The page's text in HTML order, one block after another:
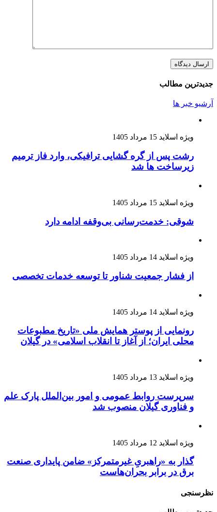
جدیدترین مطالب
آرشیو خبر ها
ویژه اسلاید 15 مرداد 1405
رشت پس از گره گشایی ترافیکی، وارد فاز ترمیم
زیرساخت ها شد
ویژه اسلاید 15 مرداد 1405
شوقی: خدمت‌رسانی بی‌وقفه ادامه دارد
ویژه اسلاید 14 مرداد 1405
از فشار جمعیت شناور تا توسعه خدمات تخصصی
ویژه اسلاید 14 مرداد 1405
رونمایی از پوستر همایش ملی «تاریخ مطبوعات
محلی ایران؛ از آغاز تا انقلاب اسلامی» در گیلان
ویژه اسلاید 13 مرداد 1405
سرپرست روابط عمومی و امور بین‌الملل پارک علم
و فناوری گیلان منصوب شد
ویژه اسلاید 12 مرداد 1405
گذار به «راهبریِ غیرمتمرکز» ضامن پایداری صنعت
برق در برابر بحران‌هاست
نظرسنجی